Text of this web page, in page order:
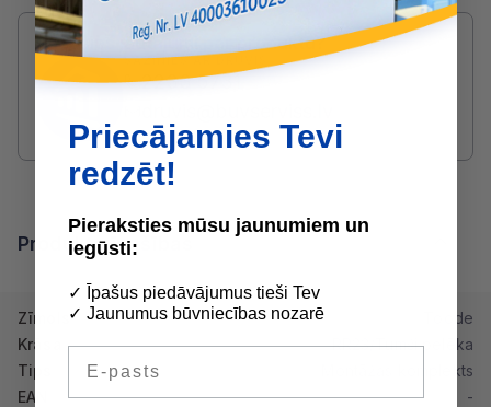
Radušies jautājumi par produktu?
SAZINIES AR DRUVIS:
2233 5731
Produkta īpašības
Zīmols
Toode
Krāsa
RR23/Tumši pelēka
Tips
Montāžas komplekts
EAN
-
Priecājamies Tevi
redzēt!
Pieraksties mūsu jaunumiem un
iegūsti:
✓ Īpašus piedāvājumus tieši Tev
✓ Jaunumus būvniecības nozarē